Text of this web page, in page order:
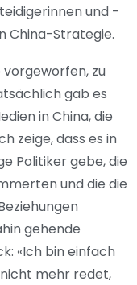
und -
China-Strategie.
zu
gab es
in China, die
zeige, dass es in
Politiker gebe, die
und die die
gehende
«Ich bin einfach
mehr redet,